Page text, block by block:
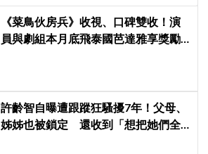
《菜鳥伙房兵》收視、口碑雙收！演
員與劇組本月底飛泰國芭達雅享獎勵
許齡智自曝遭跟蹤狂騷擾7年！父母、
姊姊也被鎖定 還收到「想把她們全